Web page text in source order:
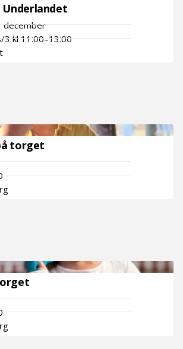
Underlandet
december
3 kl 11:00–13:00
torget